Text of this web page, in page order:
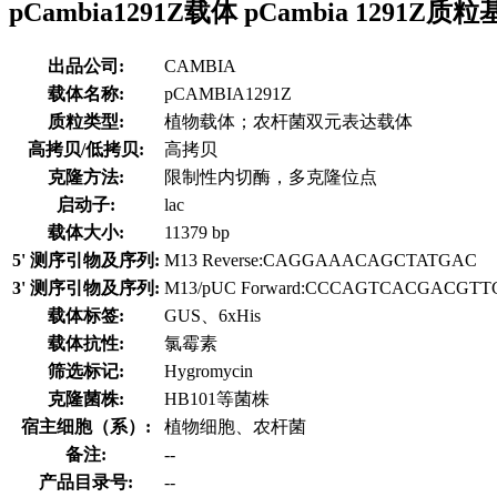
pCambia1291Z载体 pCambia 1291Z质粒
出品公司:
CAMBIA
载体名称:
pCAMBIA1291Z
质粒类型:
植物载体；农杆菌双元表达载体
高拷贝/低拷贝:
高拷贝
克隆方法:
限制性内切酶，多克隆位点
启动子:
lac
载体大小:
11379 bp
5' 测序引物及序列: M13 Reverse:CAGGAAACAGCTATGAC
3' 测序引物及序列: M13/pUC
载体标签:
GUS、6xHis
载体抗性:
氯霉素
筛选标记:
Hygromycin
克隆菌株:
HB101等菌株
宿主细胞（系）:
植物细胞、农杆菌
备注:
--
产品目录号:
--